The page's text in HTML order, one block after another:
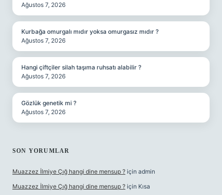
Ağustos 7, 2026
Kurbağa omurgalı mıdır yoksa omurgasız mıdır ?
Ağustos 7, 2026
Hangi çiftçiler silah taşıma ruhsatı alabilir ?
Ağustos 7, 2026
Gözlük genetik mi ?
Ağustos 7, 2026
SON YORUMLAR
Muazzez İlmiye Çığ hangi dine mensup ? için admin
Muazzez İlmiye Çığ hangi dine mensup ? için Kısa